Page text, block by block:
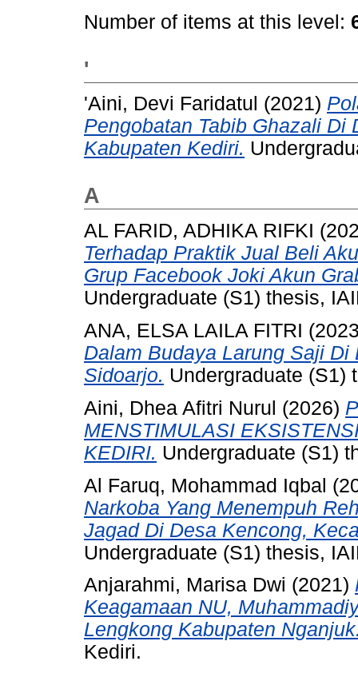
Number of items at this level:
'
'Aini, Devi Faridatul (2021)
Pengobatan Tabib Ghazali Di
Kabupaten Kediri.
A
AL FARID, ADHIKA RIFKI
Terhadap Praktik Jual Beli
Grup Facebook Joki Akun
Undergraduate (S1) thesis,
ANA, ELSA LAILA FITRI
Dalam Budaya Larung Saji
Sidoarjo. Undergraduate (S1)
Aini, Dhea Afitri Nurul (2026)
MENSTIMULASI
KEDIRI. Undergraduate (S1)
Al Faruq, Mohammad Iqbal
Narkoba Yang Menempuh
Jagad Di Desa Kencong,
Undergraduate (S1) thesis,
Anjarahmi, Marisa Dwi (2021)
Keagamaan NU,
Lengkong Kabupaten
Kediri.